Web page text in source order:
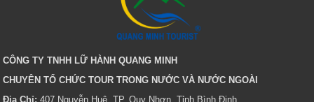
CÔNG TY TNHH LỮ HÀNH QUANG MINH
CHUYÊN TỔ CHỨC TOUR TRONG NƯỚC VÀ NƯỚC NGOÀI
Địa Chỉ: 407 Nguyễn Huệ, TP. Quy Nhơn, Tỉnh Bình Định.